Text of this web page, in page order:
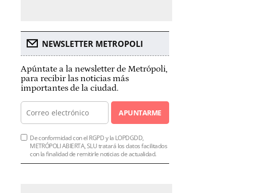
NEWSLETTER METROPOLI
Apúntate a la newsletter de Metrópoli,
para recibir las noticias más
importantes de la ciudad.
APUNTARME
De conformidad con el RGPD y la LOPDGDD,
METRÓPOLI ABIERTA, SLU tratará los datos facilitados
con la finalidad de remitirle noticias de actualidad.